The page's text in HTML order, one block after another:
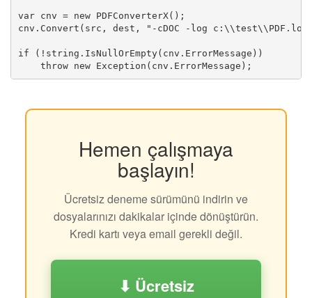
var cnv = new PDFConverterX();
cnv.Convert(src, dest, "-cDOC -log
if (!string.IsNullOrEmpty(cnv.ErrorMessage))
Hemen çalışmaya
başlayın!
Ücretsiz deneme sürümünü indirin ve
dosyalarınızı dakikalar içinde dönüştürün.
Kredi kartı veya email gerekli değil.
⬇ Ücretsiz